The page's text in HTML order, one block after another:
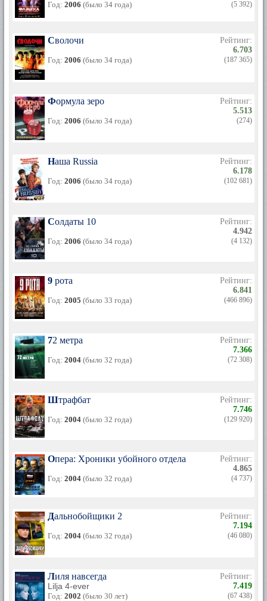
Год: 2006 (было 34 года) (5 392)
Сволочи
Год: 2006 (было 34 года)
Рейтинг:
6.703
(187 365)
Формула зеро
Год: 2006 (было 34 года)
Рейтинг:
5.513
(274)
Наша Russia
Год: 2006 (было 34 года)
Рейтинг:
6.178
(102 681)
Солдаты 10
Год: 2006 (было 34 года)
Рейтинг:
4.942
(4 132)
9 рота
Год: 2005 (было 33 года)
Рейтинг:
6.841
(466 896)
72 метра
Год: 2004 (было 32 года)
Рейтинг:
7.366
(72 308)
Штрафбат
Год: 2004 (было 32 года)
Рейтинг:
7.746
(129 920)
Опера: Хроники убойного отдела
Год: 2004 (было 32 года)
Рейтинг:
4.865
(4 737)
Дальнобойщики 2
Год: 2004 (было 32 года)
Рейтинг:
7.194
(46 080)
Лиля навсегда
Lilja 4-ever
Год: 2002 (было 30 лет)
Рейтинг:
7.419
(67 438)